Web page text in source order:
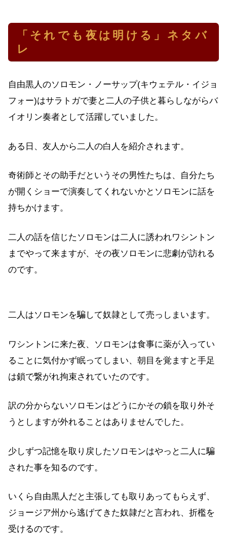
「それでも夜は明ける」ネタバ
レ
自由黒人のソロモン・ノーサップ(キウェテル・イジョ
フォー)はサラトガで妻と二人の子供と暮らしながらバ
イオリン奏者として活躍していました。
ある日、友人から二人の白人を紹介されます。
奇術師とその助手だというその男性たちは、自分たち
が開くショーで演奏してくれないかとソロモンに話を
持ちかけます。
二人の話を信じたソロモンは二人に誘われワシントン
までやって来ますが、その夜ソロモンに悲劇が訪れる
のです。
二人はソロモンを騙して奴隷として売っしまいます。
ワシントンに来た夜、ソロモンは食事に薬が入ってい
ることに気付かず眠ってしまい、朝目を覚ますと手足
は鎖で繋がれ拘束されていたのです。
訳の分からないソロモンはどうにかその鎖を取り外そ
うとしますが外れることはありませんでした。
少しずつ記憶を取り戻したソロモンはやっと二人に騙
された事を知るのです。
いくら自由黒人だと主張しても取りあってもらえず、
ジョージア州から逃げてきた奴隷だと言われ、折檻を
受けるのです。